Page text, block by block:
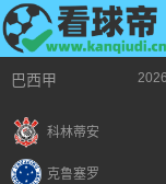
巴西甲
科林蒂安
克鲁塞罗